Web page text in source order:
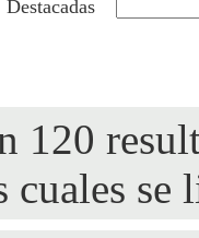
Destacadas
120
cuales se